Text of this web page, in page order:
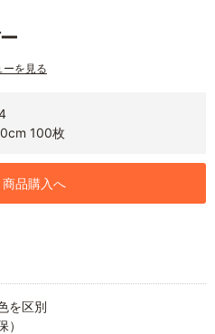
ーを見る
100枚
商品購入へ
を区別